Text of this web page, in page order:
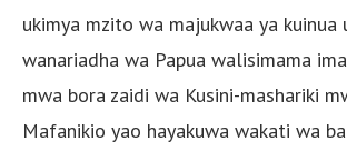
ukimya mzito wa majukwaa ya kuinua
wanariadha wa Papua walisimama
mwa bora zaidi wa Kusini-mashariki
Mafanikio yao hayakuwa wakati wa